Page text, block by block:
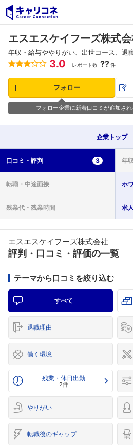
エスエスケイフーズ株式
年収・給与ややりがい、出世コース、退
3.0 レポート数 ??件
フォロー
フォロー企業に新着口コミが追加さ
企業 トップ
口コミ・ 評判 3 年
転職・ 中途面接 ホ
残業代・ 残業時間 求
エスエスケイフーズ株式会社
評判・口コミ・評価の一覧
テーマから口コミを絞り込む
すべて
退職理由
働く環境
残業・休日出勤
2件
やりがい
転職後のギャップ